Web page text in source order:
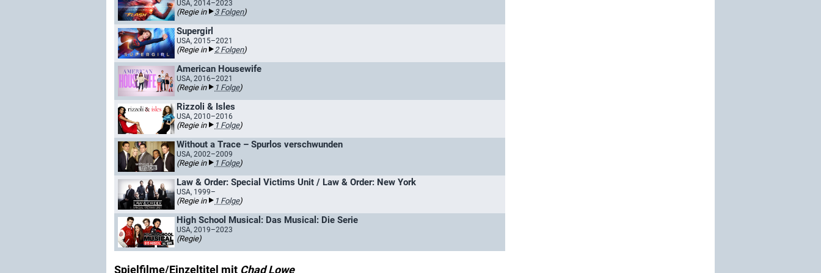
USA, 2014–2023
(Regie in 3 Folgen)
Supergirl
USA, 2015–2021
(Regie in 2 Folgen)
American Housewife
USA, 2016–2021
(Regie in 1 Folge)
Rizzoli & Isles
USA, 2010–2016
(Regie in 1 Folge)
Without a Trace – Spurlos verschwunden
USA, 2002–2009
(Regie in 1 Folge)
Law & Order: Special Victims Unit / Law & Order: New York
USA, 1999–
(Regie in 1 Folge)
High School Musical: Das Musical: Die Serie
USA, 2019–2023
(Regie)
Spielfilme/Einzeltitel mit Chad Lowe